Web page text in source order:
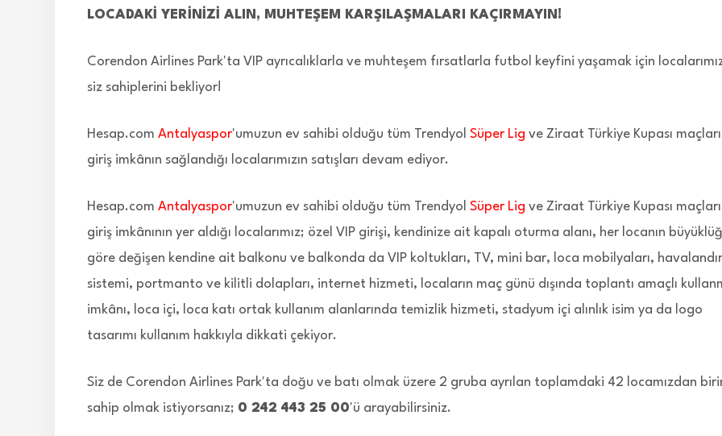
LOCADAKİ YERİNİZİ ALIN, MUHTEŞEM KARŞILAŞMALARI KAÇIRMAYIN!
Corendon Airlines Park'ta VIP ayrıcalıklarla ve muhteşem fırsatlarla futbol keyfini yaşamak için
siz sahiplerini bekliyor!
Hesap.com Antalyaspor'umuzun ev sahibi olduğu tüm Trendyol Süper Lig ve Ziraat Türkiye Kupası
giriş imkânın sağlandığı localarımızın satışları devam ediyor.
Hesap.com Antalyaspor'umuzun ev sahibi olduğu tüm Trendyol Süper Lig ve Ziraat Türkiye Kupası
giriş imkânının yer aldığı localarımız; özel VIP girişi, kendinize ait kapalı oturma alanı, her locanın
göre değişen kendine ait balkonu ve balkonda da VIP koltukları, TV, mini bar, loca mobilyaları,
sistemi, portmanto ve kilitli dolapları, internet hizmeti, locaların maç günü dışında toplantı amaçlı
imkânı, loca içi, loca katı ortak kullanım alanlarında temizlik hizmeti, stadyum içi alınlık isim ya da logo
tasarımı kullanım hakkıyla dikkati çekiyor.
Siz de Corendon Airlines Park'ta doğu ve batı olmak üzere 2 gruba ayrılan toplamdaki 42 locamızdan
sahip olmak istiyorsanız; 0 242 443 25 00'ü arayabilirsiniz.